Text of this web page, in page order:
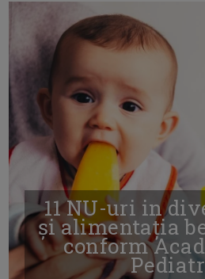
11 NU-uri in
și alimentația
conform